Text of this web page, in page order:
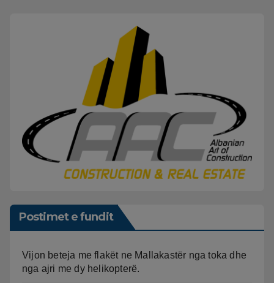
Postimet e fundit
Vijon beteja me flakët ne Mallakastër nga toka dhe
nga ajri me dy helikopterë.